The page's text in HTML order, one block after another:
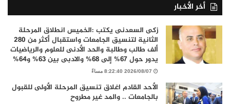
أخر الأخبار
زكى السعدنى يكتب :الخميس انطلاق المرحلة
الثانية لتنسيق الجامعات واستقبال أكثر من 280
ألف طالب وطالبة والحد الأدنى للعلوم والرياضيات
يدور حول 67% إلى 68% والادبى بين 63% و64%
2026/08/07 8:22:40 مساءً
الأحد القادم اغلاق تنسيق المرحلة الأولى للقبول
بالجامعات .. والمد غير مطروح